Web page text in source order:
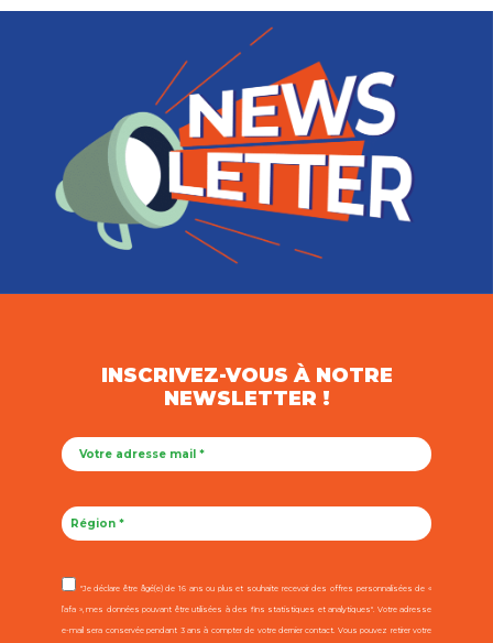
INSCRIVEZ-VOUS À NOTRE
NEWSLETTER !
"Je déclare être âgé(e) de 16 ans ou plus et souhaite recevoir des offres personnalisées de «
l’afa », mes données pouvant être utilisées à des fins statistiques et analytiques". Votre adresse
e-mail sera conservée pendant 3 ans à compter de votre dernier contact. Vous pouvez retirer votre